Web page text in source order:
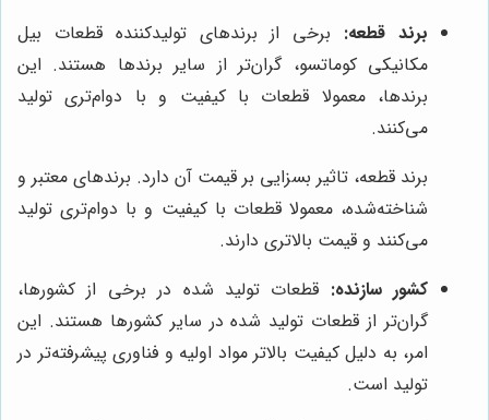
برند قطعه: برخی از برندهای تولیدکننده قطعات بیل
مکانیکی کوماتسو، گران‌تر از سایر برندها هستند. این
برندها، معمولا قطعات با کیفیت و با دوام‌تری تولید
می‌کنند.
برند قطعه، تاثیر بسزایی بر قیمت آن دارد. برندهای معتبر و
شناخته‌شده، معمولا قطعات با کیفیت و با دوام‌تری تولید
می‌کنند و قیمت بالاتری دارند.
کشور سازنده: قطعات تولید شده در برخی از کشورها،
گران‌تر از قطعات تولید شده در سایر کشورها هستند. این
امر، به دلیل کیفیت بالاتر مواد اولیه و فناوری پیشرفته‌تر در
تولید است.